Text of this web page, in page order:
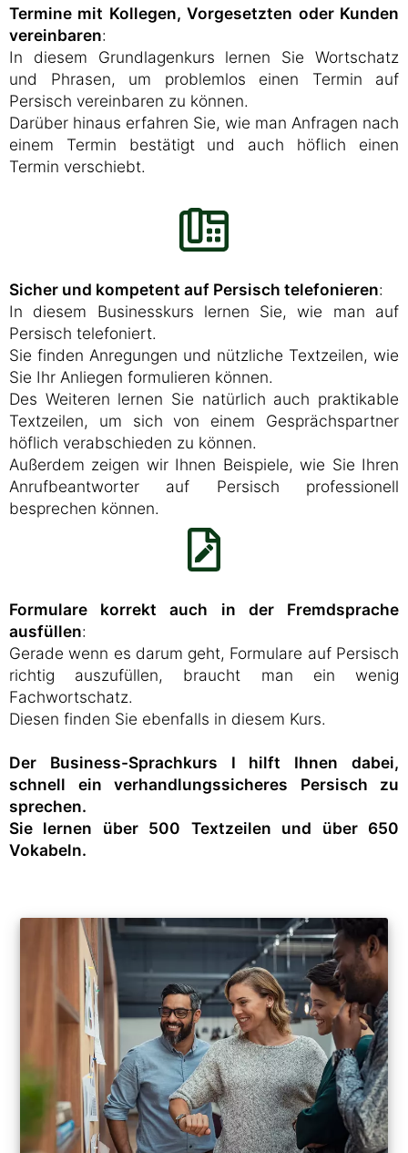
Termine mit Kollegen, Vorgesetzten oder Kunden
vereinbaren:
In diesem Grundlagenkurs lernen Sie Wortschatz
und Phrasen, um problemlos einen Termin auf
Persisch vereinbaren zu können.
Darüber hinaus erfahren Sie, wie man Anfragen nach
einem Termin bestätigt und auch höflich einen
Termin verschiebt.
Sicher und kompetent auf Persisch telefonieren:
In diesem Businesskurs lernen Sie, wie man auf
Persisch telefoniert.
Sie finden Anregungen und nützliche Textzeilen, wie
Sie Ihr Anliegen formulieren können.
Des Weiteren lernen Sie natürlich auch praktikable
Textzeilen, um sich von einem Gesprächspartner
höflich verabschieden zu können.
Außerdem zeigen wir Ihnen Beispiele, wie Sie Ihren
Anrufbeantworter auf Persisch professionell
besprechen können.
Formulare korrekt auch in der Fremdsprache
ausfüllen:
Gerade wenn es darum geht, Formulare auf Persisch
richtig auszufüllen, braucht man ein wenig
Fachwortschatz.
Diesen finden Sie ebenfalls in diesem Kurs.
Der Business-Sprachkurs I hilft Ihnen dabei,
schnell ein verhandlungssicheres Persisch zu
sprechen.
Sie lernen über 500 Textzeilen und über 650
Vokabeln.